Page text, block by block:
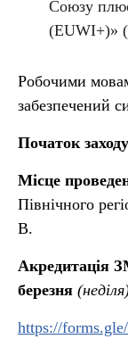
Союзу
(EUWI+)»
Робочими
забезпечений
Початок заходу
Місце
Північного
В.
Акредитація
березня
https://